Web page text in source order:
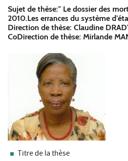
Sujet de thèse:" Le dossier des
2010.Les errances du système
Direction de thèse: Claudine
CoDirection de thèse: Mirlande
Titre de la thèse